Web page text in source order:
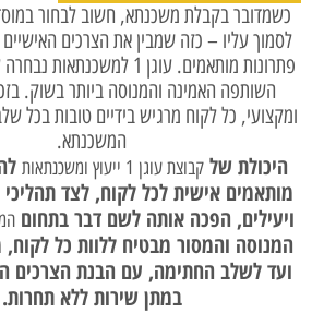
כשמדובר בקבלת משכנתא, חשוב לבחור
לסמוך עליו – כזה שמבין את הצרכים
פתרונות מותאמים. עוגן 1
השותפה האמינה והמנוסה ביותר בשוק.
ומקצועי, כל לקוח מרגיש בידיים טובות בכל
המשכנתא.
היכולת של קבוצת עוגן 1 ייעוץ ומשכנתאות
מותאמים אישית לכל לקוח, לצד
ויעילים, הפכה אותה לשם דבר בתחום
המנוסה והמסור מבטיח ללוות כל
ועד לשלב החתימה, עם הבנת הצרכים
במתן שירות ללא תחרות.